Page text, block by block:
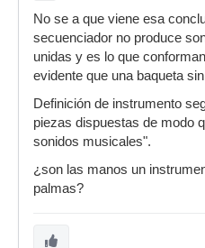
No se a que viene esa
secuenciador no produce
unidas y es lo que
evidente que una baqueta
Definición de instrumento
piezas dispuestas de modo
sonidos musicales".
¿son las manos un
palmas?